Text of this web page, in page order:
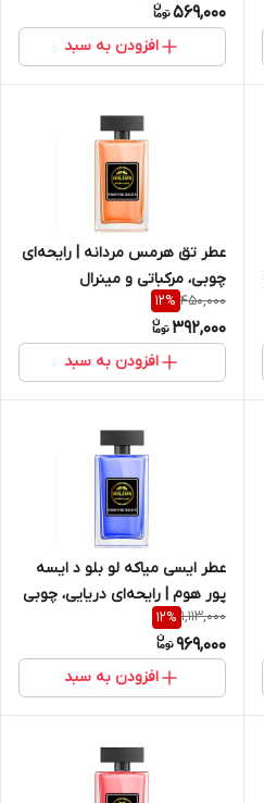
569,000
افزودن به سبد
عطر تق هرمس مردانه | رایحه‌ای
چوبی، مرکباتی و مینرال
450,000
12%
392,000
افزودن به سبد
عطر ایسی میاکه لو بلو د ایسه
پور هوم | رایحه‌ای دریایی، چوبی
و خنک
1,113,000
12%
969,000
افزودن به سبد